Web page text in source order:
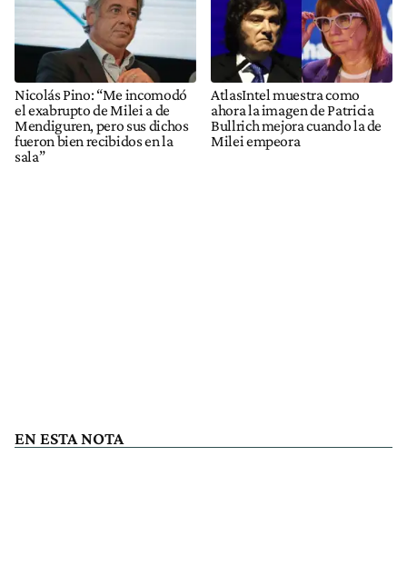
Nicolás Pino: “Me incomodó
el exabrupto de Milei a de
Mendiguren, pero sus dichos
fueron bien recibidos en la
sala”
AtlasIntel muestra como
ahora la imagen de Patricia
Bullrich mejora cuando la de
Milei empeora
EN ESTA NOTA